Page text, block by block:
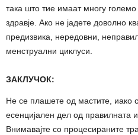
така што тие имаат многу големо
здравје. Ако не јадете доволно
предизвика, нередовни,
менструални циклуси.
ЗАКЛУЧОК:
Не се плашете од мастите, иако
есенцијален дел од правилната
Внимавајте со процесираните